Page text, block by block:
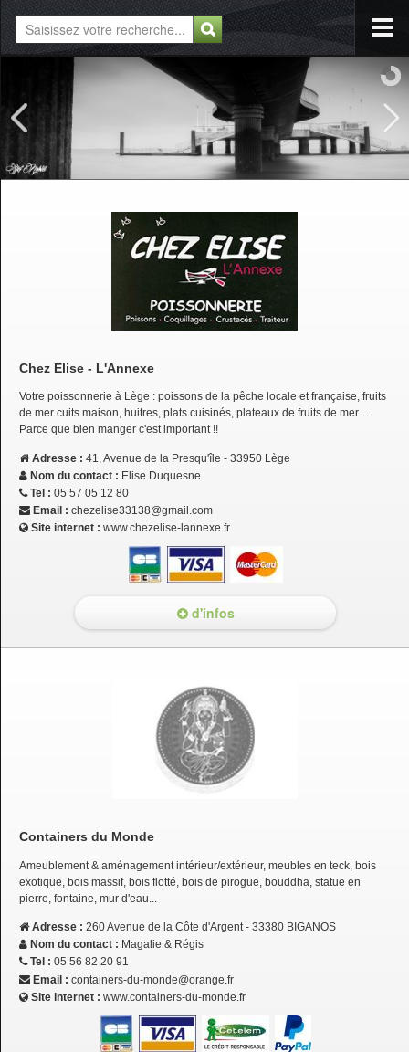
Chez Elise - L'Annexe
Votre poissonnerie à Lège : poissons de la pêche locale et française, fruits
de mer cuits maison, huitres, plats cuisinés, plateaux de fruits de mer....
Parce que bien manger c'est important !!
Adresse : 41, Avenue de la Presqu'île - 33950 Lège
Nom du contact : Elise Duquesne
Tel : 05 57 05 12 80
Email : chezelise33138@gmail.com
Site internet : www.chezelise-lannexe.fr
d'infos
Containers du Monde
Ameublement & aménagement intérieur/extérieur, meubles en teck, bois
exotique, bois massif, bois flotté, bois de pirogue, bouddha, statue en
pierre, fontaine, mur d'eau...
Adresse : 260 Avenue de la Côte d'Argent - 33380 BIGANOS
Nom du contact : Magalie & Régis
Tel : 05 56 82 20 91
Email : containers-du-monde@orange.fr
Site internet : www.containers-du-monde.fr